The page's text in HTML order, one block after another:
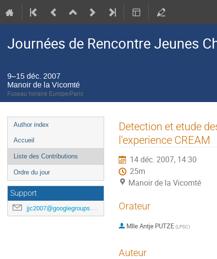
Journées de Rencontre Jeunes
9–15 déc. 2007
Manoir de la Vicomté
Fuseau horaire Europe/Paris
Menu
de
l'événement
Author index
Accueil
Liste des Contributions
Ordre du jour
Support
jjc2007@googlegroups.com
Detection et etude
l'experience CREAM
14 déc. 2007, 14:30
25m
Manoir de la Vicomté
Orateur
MlleAntje PUTZE (LPSC)
Auteur